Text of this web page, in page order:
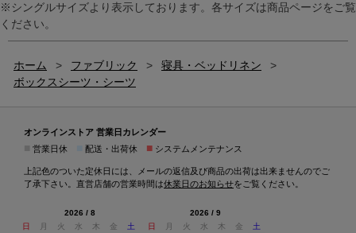
※シングルサイズより表示しております。各サイズは商品ページをご覧
ください。
ホーム > ファブリック > 寝具・ベッドリネン
>
ボックスシーツ・シーツ
オンラインストア 営業日カレンダー
営業日休 配送・出荷休 ■ システムメンテナンス
上記色のついた定休日には、メールの返信及び商品の出荷は出来ませんのでご
了承下さい。直営店舗の営業時間は休業日のお知らせをご覧ください。
2026 / 8
日
月 火 水 木 金
土
2026 / 9
日
月 火 水 木 金
土